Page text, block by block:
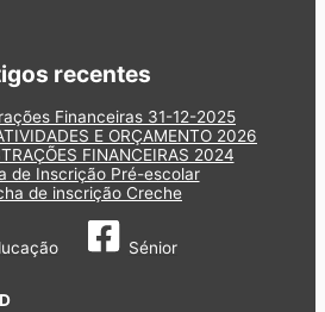
recentes
Financeiras 31-12-2025
E ORÇAMENTO 2026
FINANCEIRAS 2024
de Inscrição Pré-escolar
de inscrição Creche
Sénior
D